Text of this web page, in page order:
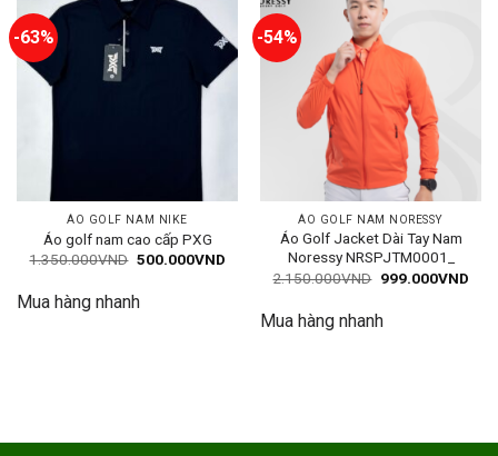
-63%
ÁO GOLF NAM NIKE
Áo golf nam cao cấp PXG
1.350.000VND Giá
1.350.000VND.
500.000VNDGiá
500.000VND.
Mua hàng nhanh
-54%
ÁO GOLF NAM NORESSY
Áo Golf Jacket Dài Tay Nam
Noressy NRSPJTM0001_
2.150.000VND Giá
2.150.000VND.
999.000VNDGiá
Mua hàng nhanh